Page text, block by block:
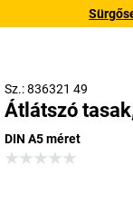
Sz.: 836321 49
Átlátszó
DIN A5 méret